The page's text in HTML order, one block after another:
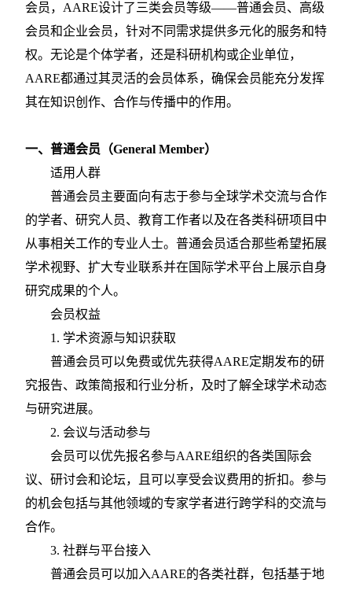
会员，AARE设计了三类会员等级——普通会员、高级
会员和企业会员，针对不同需求提供多元化的服务和特
权。无论是个体学者，还是科研机构或企业单位，
AARE都通过其灵活的会员体系，确保会员能充分发挥
其在知识创作、合作与传播中的作用。
一、普通会员（General Member）
适用人群
普通会员主要面向有志于参与全球学术交流与合作
的学者、研究人员、教育工作者以及在各类科研项目中
从事相关工作的专业人士。普通会员适合那些希望拓展
学术视野、扩大专业联系并在国际学术平台上展示自身
研究成果的个人。
会员权益
1. 学术资源与知识获取
普通会员可以免费或优先获得AARE定期发布的研
究报告、政策简报和行业分析，及时了解全球学术动态
与研究进展。
2. 会议与活动参与
会员可以优先报名参与AARE组织的各类国际会
议、研讨会和论坛，且可以享受会议费用的折扣。参与
的机会包括与其他领域的专家学者进行跨学科的交流与
合作。
3. 社群与平台接入
普通会员可以加入AARE的各类社群，包括基于地